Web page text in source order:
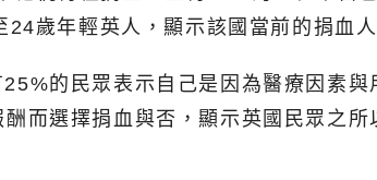
歲年輕英人，顯示該國當前的捐血
的民眾表示自己是因為醫療因素
而選擇捐血與否，顯示英國民眾之